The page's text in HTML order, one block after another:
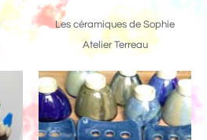
Les céramiques de Sophie
Atelier Terreau